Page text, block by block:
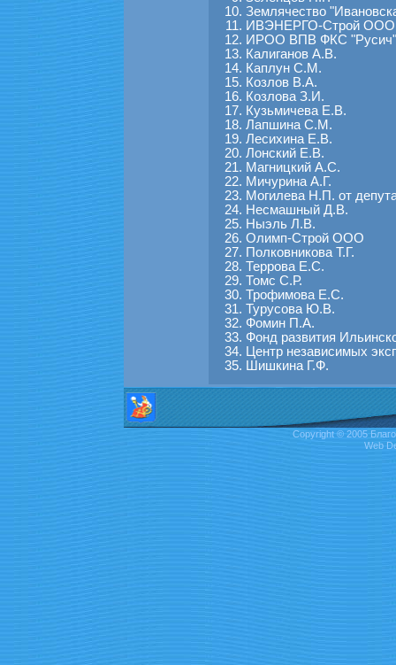
Землячество
ИВЭНЕРГО-Строй ООО
ИРОО ВПВ ФКС "Русич"
Калиганов А.В.
Каплун С.М.
Козлов В.А.
Козлова З.И.
Кузьмичева Е.В.
Лапшина С.М.
Лесихина Е.В.
Лонский Е.В.
Магницкий А.С.
Мичурина А.Г.
Могилева Н.П. от
Несмашный Д.В.
Ныэль Л.В.
Олимп-Строй ООО
Полковникова Т.Г.
Террова Е.С.
Томс С.Р.
Трофимова Е.С.
Турусова Ю.В.
Фомин П.А.
Фонд развития
Центр независимых
Шишкина Г.Ф.
Copyright © 2005
Web